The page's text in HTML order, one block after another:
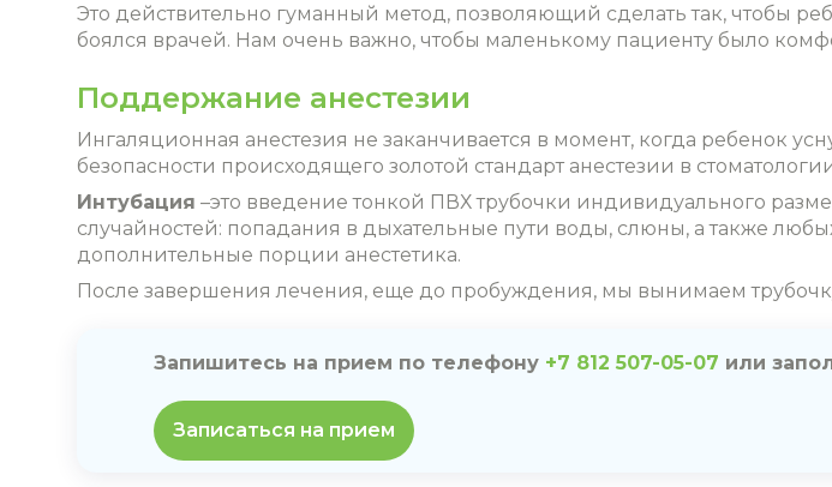
Это действительно гуманный метод, позволяющий сделать так, чтобы
боялся врачей. Нам очень важно, чтобы маленькому пациенту было
Поддержание анестезии
Ингаляционная анестезия не заканчивается в момент, когда ребенок
безопасности происходящего золотой стандарт анестезии в
Интубация –это введение тонкой ПВХ трубочки индивидуального
случайностей: попадания в дыхательные пути воды, слюны, а также
дополнительные порции анестетика.
После завершения лечения, еще до пробуждения, мы вынимаем
Запишитесь на прием по телефону +7 812 507-05-07 или
Записаться на прием